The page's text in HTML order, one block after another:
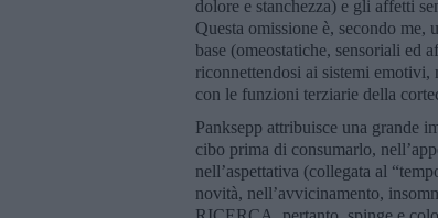
dolore e stanchezza) e gli affetti
Questa omissione è, secondo
base (omeostatiche, sensoriali ed
riconnettendosi ai sistemi
con le funzioni terziarie della
Panksepp attribuisce una grande
cibo prima di consumarlo,
nell’aspettativa (collegata al
novità, nell’avvicinamento,